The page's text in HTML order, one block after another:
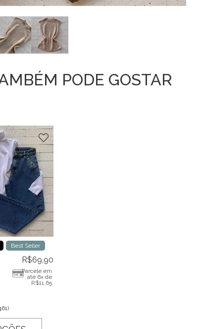
PODE GOSTAR
Best Seller
R$69,90
Parcele em
até 6x de
R$11,65